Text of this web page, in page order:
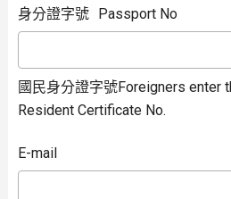
費)，請使用左邊功能列的報
身分證字號 Passport No
國民身分證字號Foreigners enter
Resident Certificate No.
E-mail